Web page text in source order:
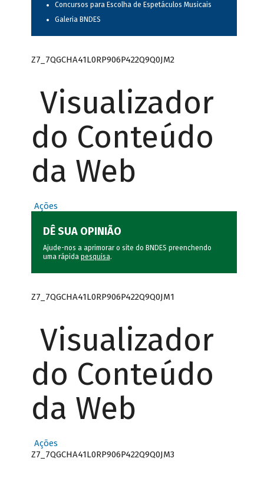
Concursos para Escolha de Espetáculos Musicais
Galeria BNDES
Z7_7QGCHA41L0RP906P422Q9Q0JM2
Visualizador
do Conteúdo
da Web
Ações
DÊ SUA OPINIÃO
Ajude-nos a aprimorar o site do BNDES preenchendo
uma rápida pesquisa.
Z7_7QGCHA41L0RP906P422Q9Q0JM1
Visualizador
do Conteúdo
da Web
Ações
Z7_7QGCHA41L0RP906P422Q9Q0JM3